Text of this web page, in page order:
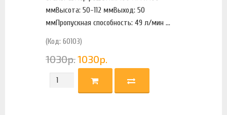
ммВысота: 50-112 ммВыход: 50
ммПропускная способность: 49 л/мин ...
(Код: 60103)
1030р.1030р.